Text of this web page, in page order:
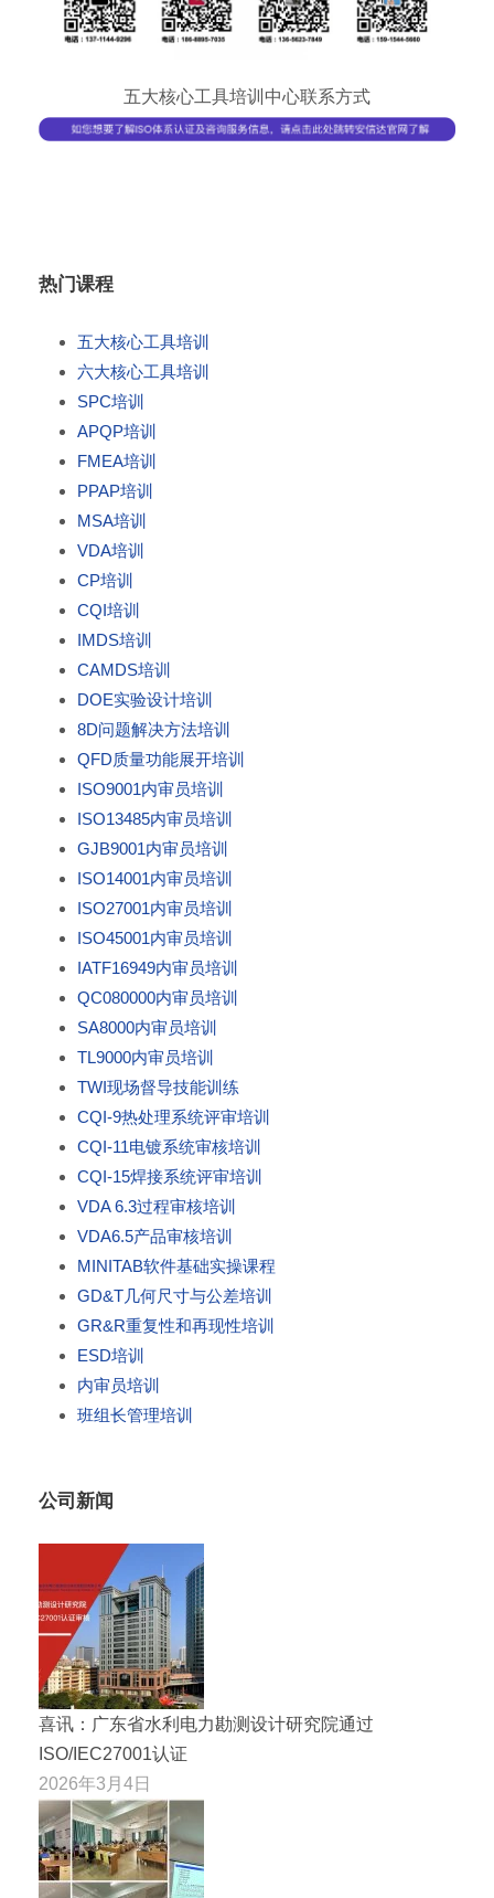
五大核心工具培训中心联系方式
热门课程
五大核心工具培训
六大核心工具培训
SPC培训
APQP培训
FMEA培训
PPAP培训
MSA培训
VDA培训
CP培训
CQI培训
IMDS培训
CAMDS培训
DOE实验设计培训
8D问题解决方法培训
QFD质量功能展开培训
ISO9001内审员培训
ISO13485内审员培训
GJB9001内审员培训
ISO14001内审员培训
ISO27001内审员培训
ISO45001内审员培训
IATF16949内审员培训
QC080000内审员培训
SA8000内审员培训
TL9000内审员培训
TWI现场督导技能训练
CQI-9热处理系统评审培训
CQI-11电镀系统审核培训
CQI-15焊接系统评审培训
VDA 6.3过程审核培训
VDA6.5产品审核培训
MINITAB软件基础实操课程
GD&T几何尺寸与公差培训
GR&R重复性和再现性培训
ESD培训
内审员培训
班组长管理培训
公司新闻
喜讯：广东省水利电力勘测设计研究院通过
ISO/IEC27001认证
2026年3月4日